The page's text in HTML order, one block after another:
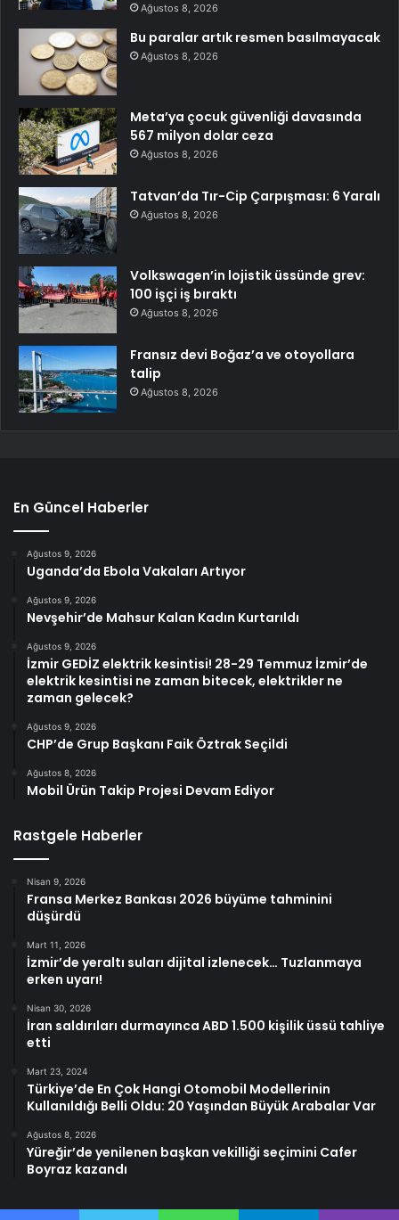
Ağustos 8, 2026
Bu paralar artık resmen basılmayacak
Ağustos 8, 2026
Meta’ya çocuk güvenliği davasında
567 milyon dolar ceza
Ağustos 8, 2026
Tatvan’da Tır-Cip Çarpışması: 6 Yaralı
Ağustos 8, 2026
Volkswagen’in lojistik üssünde grev:
100 işçi iş bıraktı
Ağustos 8, 2026
Fransız devi Boğaz’a ve otoyollara
talip
Ağustos 8, 2026
En Güncel Haberler
Ağustos 9, 2026
Uganda’da Ebola Vakaları Artıyor
Ağustos 9, 2026
Nevşehir’de Mahsur Kalan Kadın Kurtarıldı
Ağustos 9, 2026
İzmir GEDİZ elektrik kesintisi! 28-29 Temmuz İzmir’de
elektrik kesintisi ne zaman bitecek, elektrikler ne
zaman gelecek?
Ağustos 9, 2026
CHP’de Grup Başkanı Faik Öztrak Seçildi
Ağustos 8, 2026
Mobil Ürün Takip Projesi Devam Ediyor
Rastgele Haberler
Nisan 9, 2026
Fransa Merkez Bankası 2026 büyüme tahminini
düşürdü
Mart 11, 2026
İzmir’de yeraltı suları dijital izlenecek… Tuzlanmaya
erken uyarı!
Nisan 30, 2026
İran saldırıları durmayınca ABD 1.500 kişilik üssü tahliye
etti
Mart 23, 2024
Türkiye’de En Çok Hangi Otomobil Modellerinin
Kullanıldığı Belli Oldu: 20 Yaşından Büyük Arabalar Var
Ağustos 8, 2026
Yüreğir’de yenilenen başkan vekilliği seçimini Cafer
Boyraz kazandı